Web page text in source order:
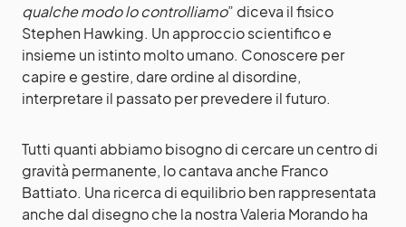
qualche modo lo controlliamo” diceva il fisico
Stephen Hawking. Un approccio scientifico e
insieme un istinto molto umano. Conoscere per
capire e gestire, dare ordine al disordine,
interpretare il passato per prevedere il futuro.
Tutti quanti abbiamo bisogno di cercare un centro di
gravità permanente, lo cantava anche Franco
Battiato. Una ricerca di equilibrio ben rappresentata
anche dal disegno che la nostra Valeria Morando ha